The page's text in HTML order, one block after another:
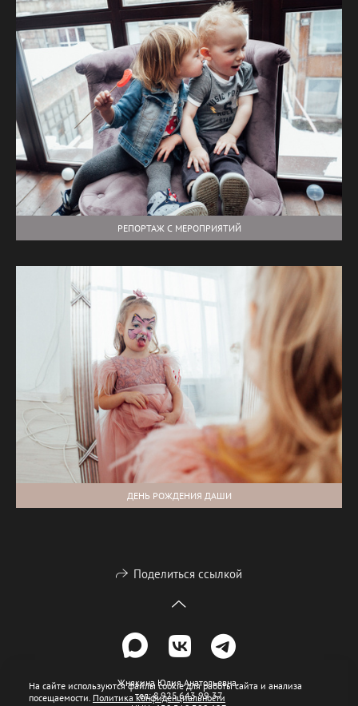
РЕПОРТАЖ С МЕРОПРИЯТИЙ
ДЕНЬ РОЖДЕНИЯ ДАШИ
Поделиться ссылкой
Жнякина Юлия Анатольевна.
тел: 8 925 643 99 37
На сайте используются файлы cookie для работы сайта и анализа
посещаемости. Политика конфиденциальности